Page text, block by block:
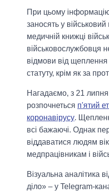
При цьому
заносять у військовий
медичній книжці
військовослужбовця
відмови від
статуту, крім як за
Нагадаємо, з 21 липня
розпочнеться п'ятий
коронавірусу.
всі бажаючі. Однак
віддаватися людям
медпрацівникам і
Візуальна аналітика
діло» – у Telegram-